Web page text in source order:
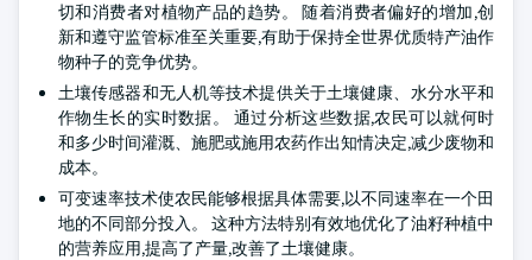
切和消费者对植物产品的趋势。 随着消费者偏好的增加,创
新和遵守监管标准至关重要,有助于保持全世界优质特产油作
物种子的竞争优势。
土壤传感器和无人机等技术提供关于土壤健康、水分水平和
作物生长的实时数据。 通过分析这些数据,农民可以就何时
和多少时间灌溉、施肥或施用农药作出知情决定,减少废物和
成本。
可变速率技术使农民能够根据具体需要,以不同速率在一个田
地的不同部分投入。 这种方法特别有效地优化了油籽种植中
的营养应用,提高了产量,改善了土壤健康。